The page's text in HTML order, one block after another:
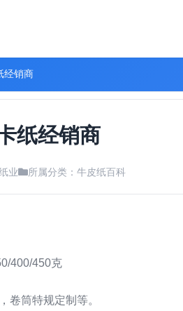
经销商
纸经销商
业 所属分类： 牛皮纸百科
400/450克
筒特规定制等。